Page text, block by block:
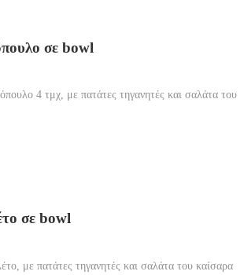
σε bowl
4 τμχ, με πατάτες τηγανητές και σαλάτα του
σε bowl
με πατάτες τηγανητές και σαλάτα του καίσαρα